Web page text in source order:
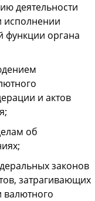
деятельности
исполнении
функции органа
и актов
об
законов
затрагивающих
валютного